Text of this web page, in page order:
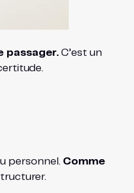
passager.C’est un
personnel. Comme